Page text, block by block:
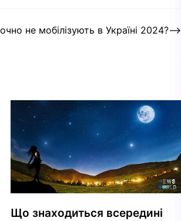
не мобілізують в Україні 2024?⟶
Що знаходиться всередині